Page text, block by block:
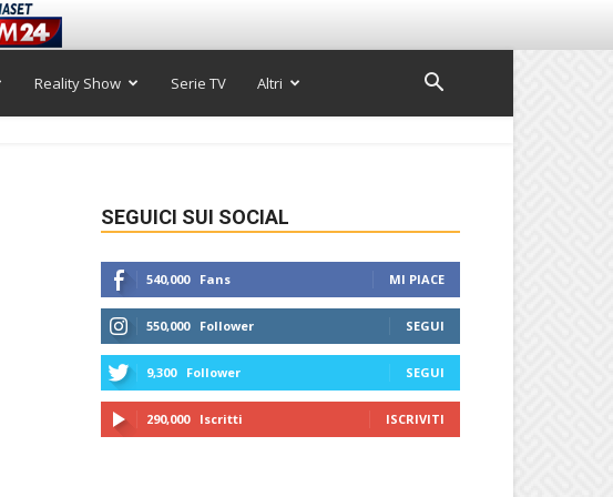
Reality Show Serie TV Altri
SEGUICI SUI SOCIAL
540,000 Fans MI PIACE
550,000 Follower SEGUI
9,300 Follower SEGUI
290,000 Iscritti ISCRIVITI